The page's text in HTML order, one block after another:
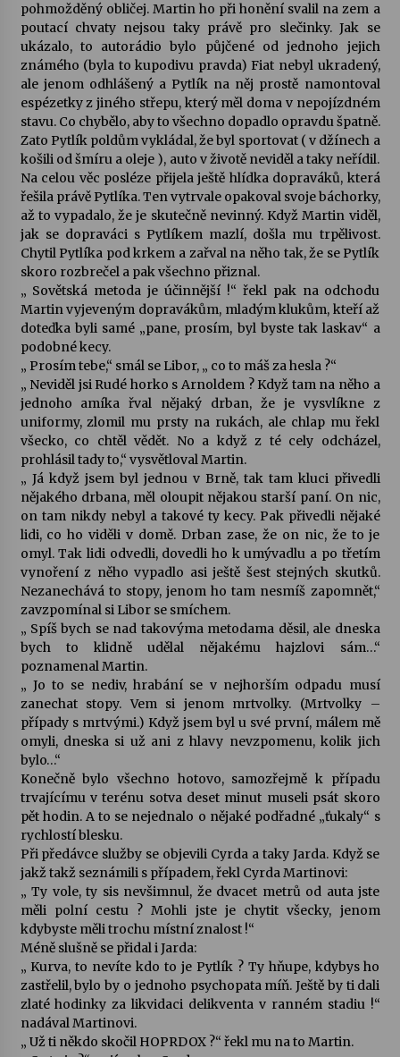
pohmožděný obličej. Martin ho při honění svalil na zem a
poutací chvaty nejsou taky právě pro slečinky. Jak se
ukázalo, to autorádio bylo půjčené od jednoho jejich
známého (byla to kupodivu pravda) Fiat nebyl ukradený,
ale jenom odhlášený a Pytlík na něj prostě namontoval
espézetky z jiného střepu, který měl doma v nepojízdném
stavu. Co chybělo, aby to všechno dopadlo opravdu špatně.
Zato Pytlík poldům vykládal, že byl sportovat ( v džínech a
košili od šmíru a oleje ), auto v životě neviděl a taky neřídil.
Na celou věc posléze přijela ještě hlídka dopraváků, která
řešila právě Pytlíka. Ten vytrvale opakoval svoje báchorky,
až to vypadalo, že je skutečně nevinný. Když Martin viděl,
jak se dopraváci s Pytlíkem mazlí, došla mu trpělivost.
Chytil Pytlíka pod krkem a zařval na něho tak, že se Pytlík
skoro rozbrečel a pak všechno přiznal.
„ Sovětská metoda je účinnější !“ řekl pak na odchodu
Martin vyjeveným dopravákům, mladým klukům, kteří až
doteďka byli samé „pane, prosím, byl byste tak laskav“ a
podobné kecy.
„ Prosím tebe,“ smál se Libor, „ co to máš za hesla ?“
„ Neviděl jsi Rudé horko s Arnoldem ? Když tam na něho a
jednoho amíka řval nějaký drban, že je vysvlíkne z
uniformy, zlomil mu prsty na rukách, ale chlap mu řekl
všecko, co chtěl vědět. No a když z té cely odcházel,
prohlásil tady to,“ vysvětloval Martin.
„ Já když jsem byl jednou v Brně, tak tam kluci přivedli
nějakého drbana, měl oloupit nějakou starší paní. On nic,
on tam nikdy nebyl a takové ty kecy. Pak přivedli nějaké
lidi, co ho viděli v domě. Drban zase, že on nic, že to je
omyl. Tak lidi odvedli, dovedli ho k umývadlu a po třetím
vynoření z něho vypadlo asi ještě šest stejných skutků.
Nezanechává to stopy, jenom ho tam nesmíš zapomnět,“
zavzpomínal si Libor se smíchem.
„ Spíš bych se nad takovýma metodama děsil, ale dneska
bych to klidně udělal nějakému hajzlovi sám…“
poznamenal Martin.
„ Jo to se nediv, hrabání se v nejhorším odpadu musí
zanechat stopy. Vem si jenom mrtvolky. (Mrtvolky –
případy s mrtvými.) Když jsem byl u své první, málem mě
omyli, dneska si už ani z hlavy nevzpomenu, kolik jich
bylo…“
Konečně bylo všechno hotovo, samozřejmě k případu
trvajícímu v terénu sotva deset minut museli psát skoro
pět hodin. A to se nejednalo o nějaké podřadné „ťukaly“ s
rychlostí blesku.
Při předávce služby se objevili Cyrda a taky Jarda. Když se
jakž takž seznámili s případem, řekl Cyrda Martinovi:
„ Ty vole, ty sis nevšimnul, že dvacet metrů od auta jste
měli polní cestu ? Mohli jste je chytit všecky, jenom
kdybyste měli trochu místní znalost !“
Méně slušně se přidal i Jarda:
„ Kurva, to nevíte kdo to je Pytlík ? Ty hňupe, kdybys ho
zastřelil, bylo by o jednoho psychopata míň. Ještě by ti dali
zlaté hodinky za likvidaci delikventa v ranném stadiu !“
nadával Martinovi.
„ Už ti někdo skočil HOPRDOX ?“ řekl mu na to Martin.